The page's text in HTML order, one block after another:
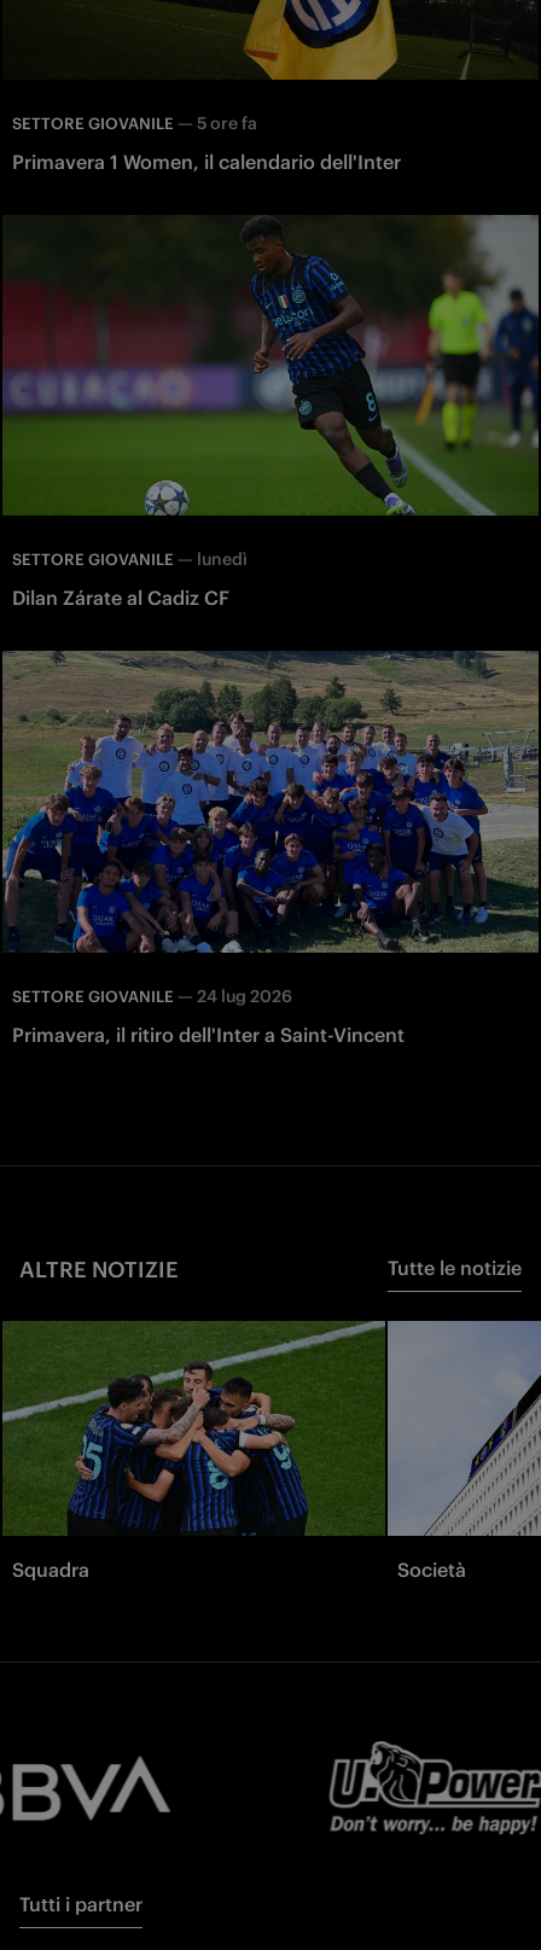
SETTORE GIOVANILE — 5 ore fa
Primavera 1 Women, il calendario dell'Inter
SETTORE GIOVANILE — lunedì
Dilan Zárate al Cadiz CF
SETTORE GIOVANILE — 24 lug 2026
Primavera, il ritiro dell'Inter a Saint-Vincent
ALTRE NOTIZIE Tutte le notizie
Squadra Società
Tutti i partner